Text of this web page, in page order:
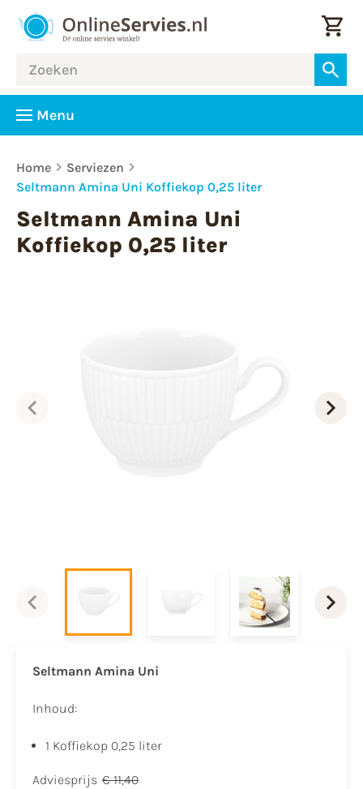
Menu
Home
Serviezen
Seltmann Amina Uni Koffiekop 0,25 liter
Seltmann Amina Uni
Koffiekop 0,25 liter
Seltmann Amina Uni
​Inhoud: ​
​​1 Koffiekop 0,25 liter
Adviesprijs € 11,40